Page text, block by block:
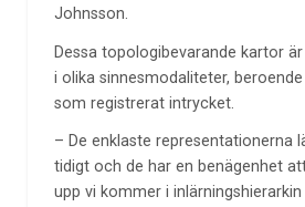
Johnsson.
Dessa topologibevarande kartor
i olika sinnesmodaliteter,
som registrerat intrycket.
– De enklaste representationerna
tidigt och de har en benägenhet
upp vi kommer i